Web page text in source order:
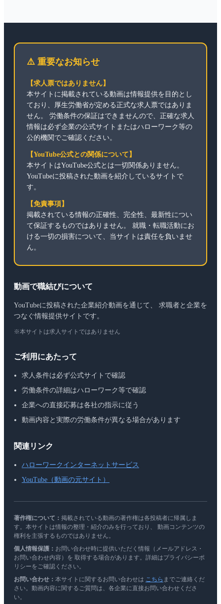
⚠️ 重要なお知らせ
【求人票ではありません】
本サイトに掲載されている動画は情報提供を目的とし
ており、厚生労働省が定める正式な求人票ではありま
せん。 労働条件の保証はできませんので、正確な求人
情報は必ず企業の公式サイトまたはハローワーク等の
公的機関でご確認ください。
【YouTube公式との関係について】
本サイトはYouTube公式とは一切関係ありません。
YouTubeに投稿された動画を紹介しているサイトで
す。
【免責事項】
掲載されている情報の正確性、完全性、最新性につい
て保証するものではありません。 就職・転職活動にお
ける一切の損害について、当サイトは責任を負いませ
ん。
動画で職結びについて
YouTubeに投稿された企業紹介動画を通じて、 求職者と企業を
つなぐ情報提供サイトです。
※本サイトは求人サイトではありません
ご利用にあたって
求人条件は必ず公式サイトで確認
労働条件の詳細はハローワーク等で確認
企業への直接応募は各社の指示に従う
動画内容と実際の労働条件が異なる場合があります
関連リンク
ハローワークインターネットサービス
YouTube（動画の元サイト）
著作権について： 掲載されている動画の著作権は各投稿者に帰属しま
す。本サイトは情報の整理・紹介のみを行っており、 動画コンテンツの
権利を主張するものではありません。
個人情報保護： お問い合わせ時に提供いただく情報（メールアドレス・
お問い合わせ内容）を 取得する場合があります。詳細はプライバシーポ
リシーをご確認ください。
お問い合わせ： 本サイトに関するお問い合わせは こちら までご連絡くだ
さい。動画内容に関するご質問は、各企業に直接お問い合わせくださ
い。